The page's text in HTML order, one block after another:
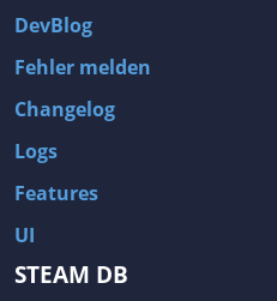
DevBlog
Fehler melden
Changelog
Logs
Features
UI
STEAM DB